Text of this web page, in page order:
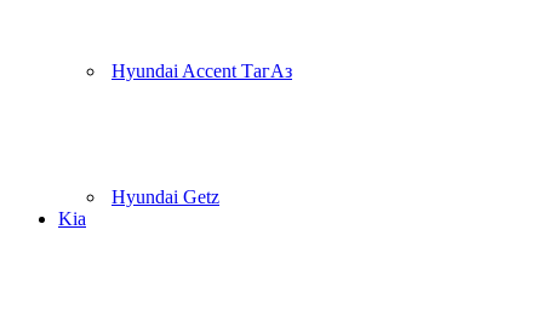
Hyundai Accent ТагАз
Hyundai Getz
Kia